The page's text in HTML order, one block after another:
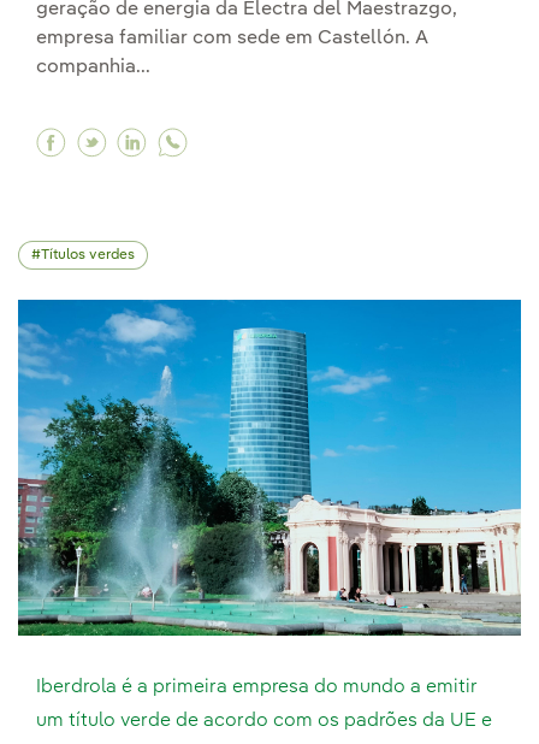
geração de energia da Electra del Maestrazgo,
empresa familiar com sede em Castellón. A
companhia...
Facebook Iberdrola assina a compra do
Twitter Iberdrola assina a compra do
Linkedin Iberdrola assina a compra
Títulos verdes
Iberdrola é a primeira empresa do mundo a emitir
um título verde de acordo com os padrões da UE e